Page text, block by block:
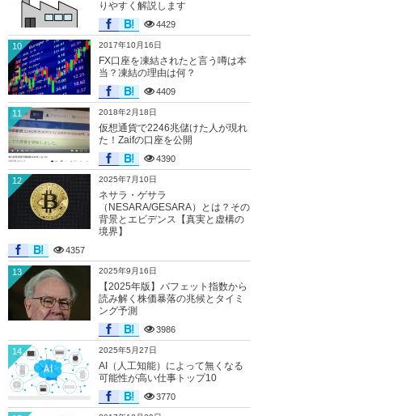
りやすく解説します
4429
2017年10月16日
FX口座を凍結されたと言う噂は本
当？凍結の理由は何？
4409
10
2018年2月18日
仮想通貨で2246兆儲けた人が現れ
た！Zaifの口座を公開
4390
11
2025年7月10日
ネサラ・ゲサラ
（NESARA/GESARA）とは？その
背景とエビデンス【真実と虚構の
境界】
4357
12
2025年9月16日
【2025年版】バフェット指数から
読み解く株価暴落の兆候とタイミ
ング予測
3986
13
2025年5月27日
AI（人工知能）によって無くなる
可能性が高い仕事トップ10
3770
14